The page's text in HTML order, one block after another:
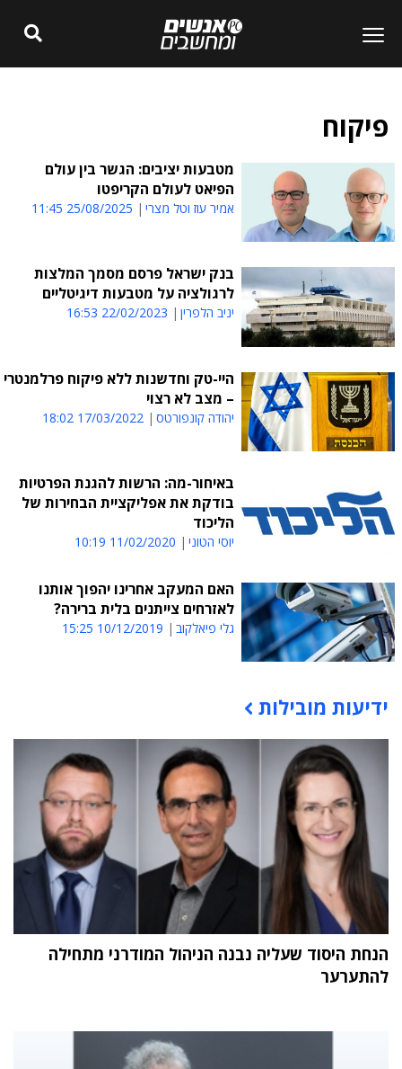
פיקוח
מטבעות יציבים: הגשר בין עולם
הפיאט לעולם הקריפטו
אמיר עוז וטל מצרי 25/08/2025 11:45
בנק ישראל פרסם מסמך המלצות
לרגולציה על מטבעות דיגיטליים
יניב הלפרין 22/02/2023 16:53
היי-טק וחדשנות ללא פיקוח פרלמנטרי
– מצב לא רצוי
יהודה קונפורטס 17/03/2022 18:02
באיחור-מה: הרשות להגנת הפרטיות
בודקת את אפליקציית הבחירות של
הליכוד
יוסי הטוני 11/02/2020 10:19
האם המעקב אחרינו יהפוך אותנו
לאזרחים צייתנים בלית ברירה?
גלי פיאלקוב 10/12/2019 15:25
תוכן פרסומי
ידיעות מובילות
הנחת היסוד שעליה נבנה הניהול המודרני מתחילה
להתערער